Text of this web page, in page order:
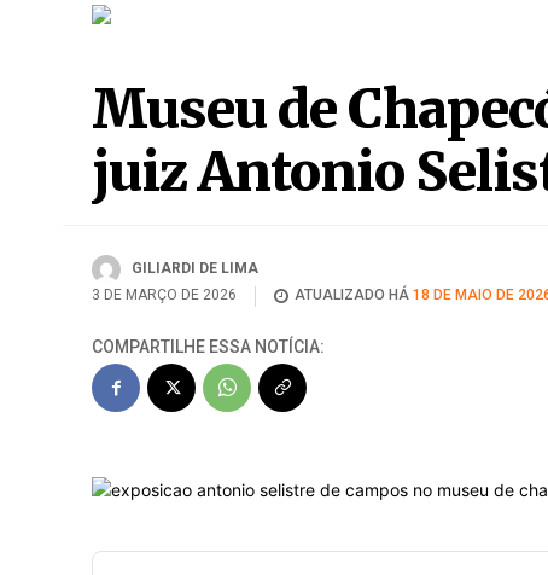
Museu de
juiz Antonio
GILIARDI DE LIMA
3 DE MARÇO DE 2026
ATUALIZADO HÁ 18 DE MAIO DE
COMPARTILHE ESSA NOTÍCIA: